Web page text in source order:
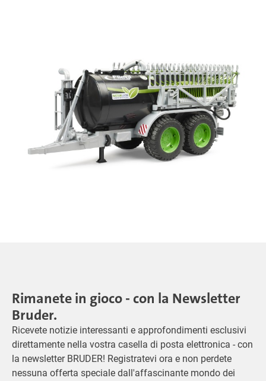
Rimanete in gioco - con la Newsletter
Bruder.
Ricevete notizie interessanti e approfondimenti esclusivi
direttamente nella vostra casella di posta elettronica - con
la newsletter BRUDER! Registratevi ora e non perdete
nessuna offerta speciale dall'affascinante mondo dei